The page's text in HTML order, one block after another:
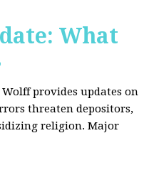
What
provides updates on
threaten depositors,
religion. Major